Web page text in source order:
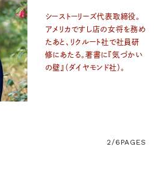
シーストーリーズ代表取締役。
アメリカですし店の女将を務め
たあと、リクルート社で社員研
修にあたる。著書に『気づかい
の壁』（ダイヤモンド社）。
2/6 PAGES